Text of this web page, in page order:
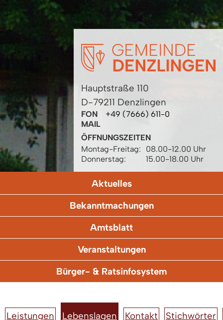
Hauptstraße 110
D-79211 Denzlingen
FON
+49 (7666) 611-0
MAIL
ÖFFNUNGSZEITEN
Montag-Freitag:
08.00-12.00 Uhr
Donnerstag:
15.00-18.00 Uhr
Aktuelles
Bekanntmachungen
Amtsblatt
Veranstaltungen
Bürger- & Ratsinfosystem
Leistungen Lebenslagen Kontakt Stichwörter